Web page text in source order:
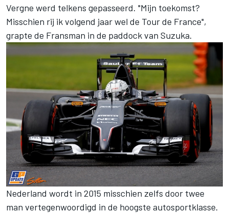
Vergne werd telkens gepasseerd. "Mijn toekomst?
Misschien rij ik volgend jaar wel de Tour de France",
grapte de Fransman in de paddock van Suzuka.
Nederland wordt in 2015 misschien zelfs door twee
man vertegenwoordigd in de hoogste autosportklasse.